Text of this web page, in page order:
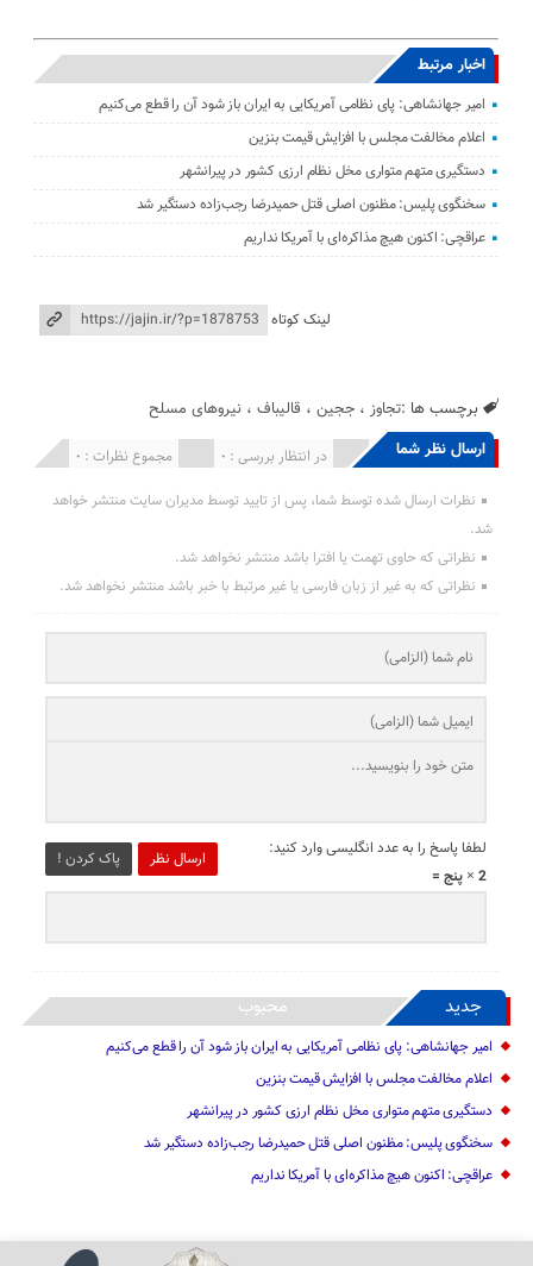
اخبار مرتبط
امیر جهانشاهی: پای نظامی آمریکایی به ایران باز شود آن را قطع می‌کنیم
اعلام مخالفت مجلس با افزایش قیمت بنزین
دستگیری متهم متواری مخل نظام ارزی کشور در پیرانشهر
سخنگوی پلیس: مظنون اصلی قتل حمیدرضا رجب‌زاده دستگیر شد
عراقچی: اکنون هیچ مذاکره‌ای با آمریکا نداریم
لینک کوتاه
برچسب ها :تجاوز ،ججین ، قالیباف ، نیروهای مسلح
ارسال نظر شما مجموع نظرات : 0 در انتظار بررسی : 0 انتشار یافته : 0
نظرات ارسال شده توسط شما، پس از تایید توسط مدیران سایت منتشر خواهد
شد.
نظراتی که حاوی تهمت یا افترا باشد منتشر نخواهد شد.
نظراتی که به غیر از زبان فارسی یا غیر مرتبط با خبر باشد منتشر نخواهد شد.
ارسال نظر پاک کردن !
لطفا پاسخ را به عدد انگلیسی وارد کنید:
2 × پنج =
جدید محبوب
امیر جهانشاهی: پای نظامی آمریکایی به ایران باز شود آن را قطع می‌کنیم
اعلام مخالفت مجلس با افزایش قیمت بنزین
دستگیری متهم متواری مخل نظام ارزی کشور در پیرانشهر
سخنگوی پلیس: مظنون اصلی قتل حمیدرضا رجب‌زاده دستگیر شد
عراقچی: اکنون هیچ مذاکره‌ای با آمریکا نداریم